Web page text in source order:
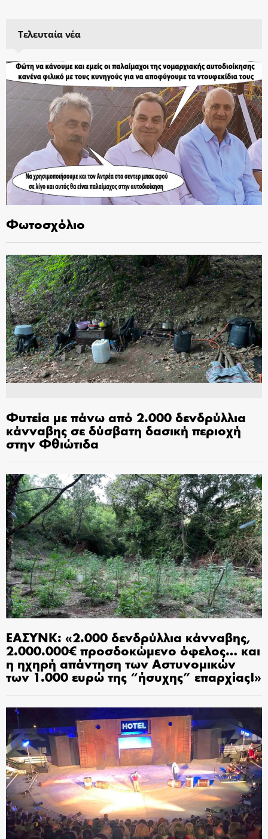
Τελευταία νέα
Φωτοσχόλιο
Φυτεία με πάνω από 2.000 δενδρύλλια
κάνναβης σε δύσβατη δασική περιοχή
στην Φθιώτιδα
ΕΑΣΥΝΚ: «2.000 δενδρύλλια κάνναβης,
2.000.000€ προσδοκώμενο όφελος… και
η ηχηρή απάντηση των Αστυνομικών
των 1.000 ευρώ της “ήσυχης” επαρχίας!»